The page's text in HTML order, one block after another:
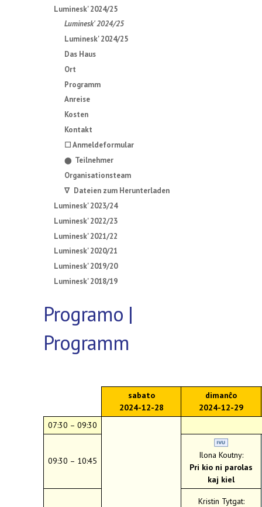
Luminesk' 2024/25
Luminesk' 2024/25
Luminesk' 2024/25
Das Haus
Ort
Programm
Anreise
Kosten
Kontakt
☐ Anmeldeformular
⬤ Teilnehmer
Organisationsteam
∇ Dateien zum Herunterladen
Luminesk' 2023/24
Luminesk' 2022/23
Luminesk' 2021/22
Luminesk' 2020/21
Luminesk' 2019/20
Luminesk' 2018/19
Programo |
Programm
sabato
2024-12-28
dimanĉo
2024-12-29
07:30 – 09:30
09:30 – 10:45
Ilona Koutny:
Pri kio ni parolas
kaj kiel
Kristin Tytgat: